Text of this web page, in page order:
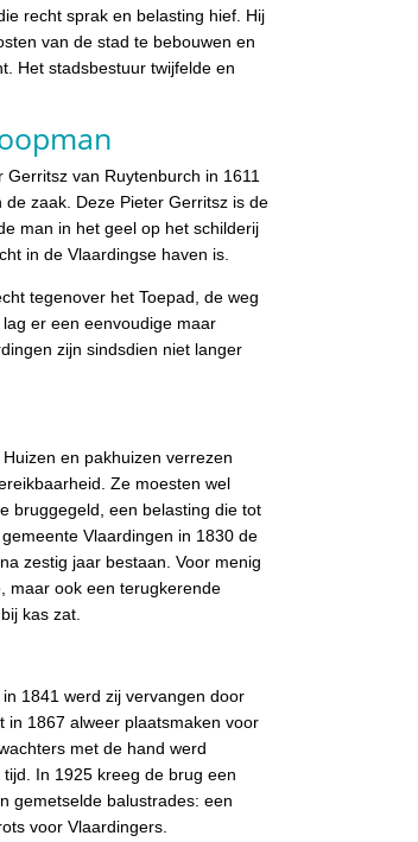
recht sprak en belasting hief. Hij
van de stad te bebouwen en
Het stadsbestuur twijfelde en
van Ruytenburch in 1611
zaak. Deze Pieter Gerritsz is de
man in het geel op het schilderij
in de Vlaardingse haven is.
tegenover het Toepad, de weg
er een eenvoudige maar
zijn sindsdien niet langer
en pakhuizen verrezen
Ze moesten wel
bruggegeld, een belasting die tot
Vlaardingen in 1830 de
zestig jaar bestaan. Voor menig
maar ook een terugkerende
kas zat.
1841 werd zij vervangen door
in 1867 alweer plaatsmaken voor
met de hand werd
In 1925 kreeg de brug een
gemetselde balustrades: een
voor Vlaardingers.